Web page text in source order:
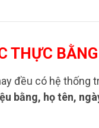
THỰC BẰNG
đều có hệ
bằng, họ tên,